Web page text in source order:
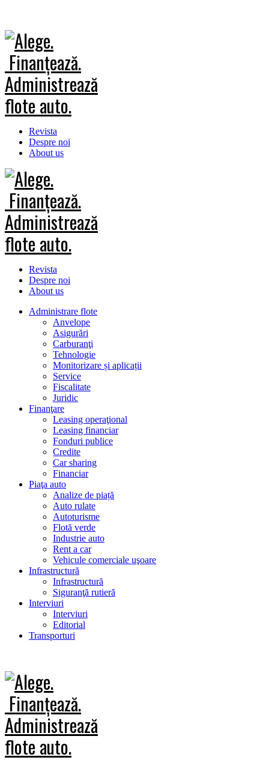
Revista
Despre noi
About us
Revista
Despre noi
About us
Administrare flote
Anvelope
Asigurări
Carburanţi
Tehnologie
Monitorizare și aplicații
Service
Fiscalitate
Juridic
Finanţare
Leasing operaţional
Leasing financiar
Fonduri publice
Credite
Car sharing
Financiar
Piaţa auto
Analize de piață
Auto rulate
Autoturisme
Flotă verde
Industrie auto
Rent a car
Vehicule comerciale uşoare
Infrastructură
Infrastructură
Siguranţă rutieră
Interviuri
Interviuri
Editorial
Transporturi